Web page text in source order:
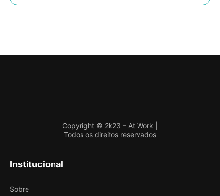
Copyright © 2k23 – At Work |
Todos os direitos reservados
Institucional
Sobre